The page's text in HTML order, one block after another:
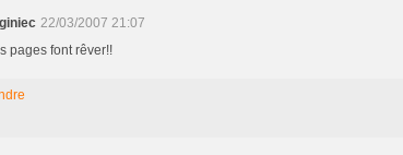
22/03/2007 21:07
pages font rêver!!